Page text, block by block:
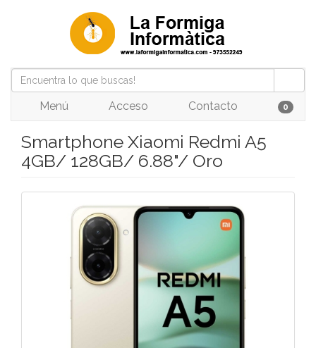
Menú Acceso Contacto 0
Smartphone Xiaomi Redmi A5
4GB/ 128GB/ 6.88"/ Oro